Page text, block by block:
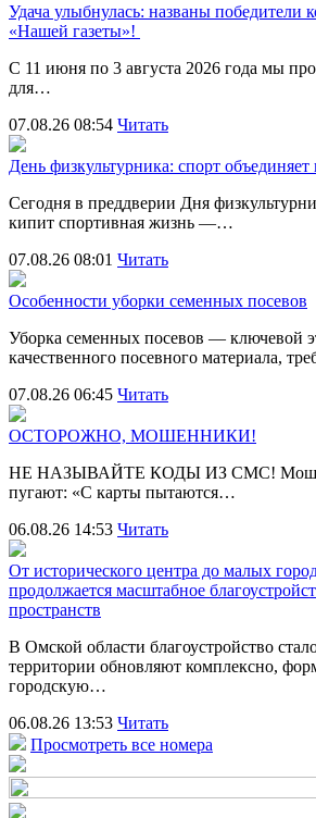
Удача улыбнулась: названы победители
«Нашей газеты»!
С 11 июня по 3 августа 2026 года мы
для…
07.08.26 08:54 Читать
День физкультурника: спорт
Сегодня в преддверии Дня
кипит спортивная жизнь —…
07.08.26 08:01 Читать
Особенности уборки семенных посевов
Уборка семенных посевов — ключевой
качественного посевного материала,
07.08.26 06:45 Читать
ОСТОРОЖНО, МОШЕННИКИ!
НЕ НАЗЫВАЙТЕ КОДЫ ИЗ СМС!
пугают: «С карты пытаются…
06.08.26 14:53 Читать
От исторического центра до малых
продолжается масштабное
пространств
В Омской области благоустройство
территории обновляют комплексно,
городскую…
06.08.26 13:53 Читать
Просмотреть все номера